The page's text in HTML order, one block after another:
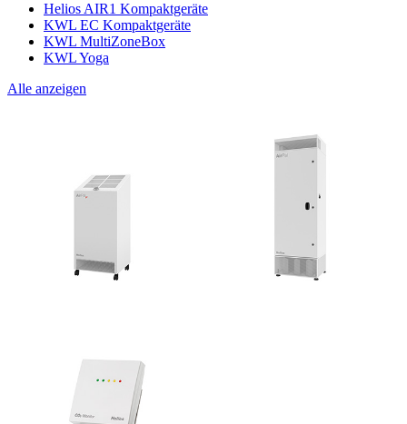
Helios AIR1 Kompaktgeräte
KWL EC Kompaktgeräte
KWL MultiZoneBox
KWL Yoga
Alle anzeigen